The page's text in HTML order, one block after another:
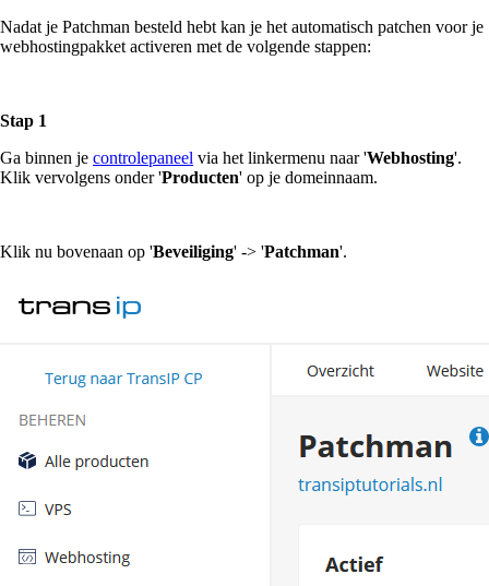
Nadat je Patchman besteld hebt kan je het automatisch patchen voor je
webhostingpakket activeren met de volgende stappen:
Stap 1
Ga binnen je controlepaneel via het linkermenu naar 'Webhosting'.
Klik vervolgens onder 'Producten' op je domeinnaam.
Klik nu bovenaan op 'Beveiliging' -> 'Patchman'.